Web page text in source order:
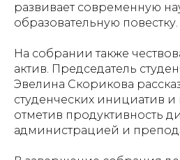
развивает современную
образовательную повестку.
На собрании также
актив. Председатель
Эвелина Скорикова
студенческих инициатив и
отметив продуктивность
администрацией и